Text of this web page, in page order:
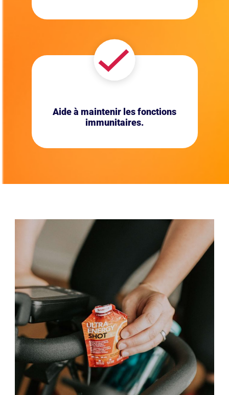
Aide à maintenir les fonctions
immunitaires.